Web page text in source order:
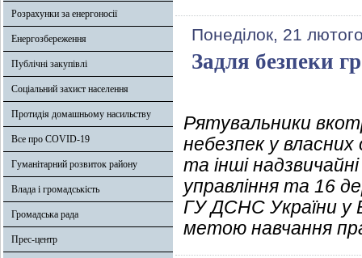
Розрахунки за енергоносії
Енергозбереження
Публічні закупівлі
Соціальний захист населення
Протидія домашньому насильству
Все про COVID-19
Гуманітарний розвиток району
Влада і громадськість
Громадська рада
Прес-центр
Понеділок, 21
Задля безпеки
Рятувальники
небезпек у
та інші
управління та 16
ГУ ДСНС України у
метою навчання